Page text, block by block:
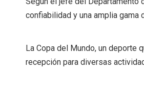
confiabilidad y una amplia gama
La Copa del Mundo, un deporte
recepción para diversas